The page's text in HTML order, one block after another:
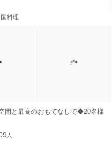
料理
間と最高のおもてなしで◆20名様
人